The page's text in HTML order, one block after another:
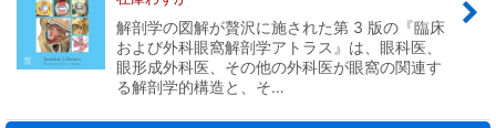
解剖学の図解が贅沢に施された第 3 版の『臨床
および外科眼窩解剖学アトラス』は、眼科医、
眼形成外科医、その他の外科医が眼窩の関連す
る解剖学的構造と、そ…